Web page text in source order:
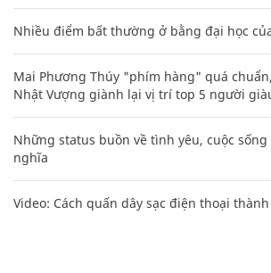
Nhiều điểm bất thường ở bằng đại học
Mai Phương Thúy "phím hàng" quá
Nhật Vượng giành lại vị trí top 5 người
Những status buồn về tình yêu, cuộc
nghĩa
Video: Cách quấn dây sạc điện thoại